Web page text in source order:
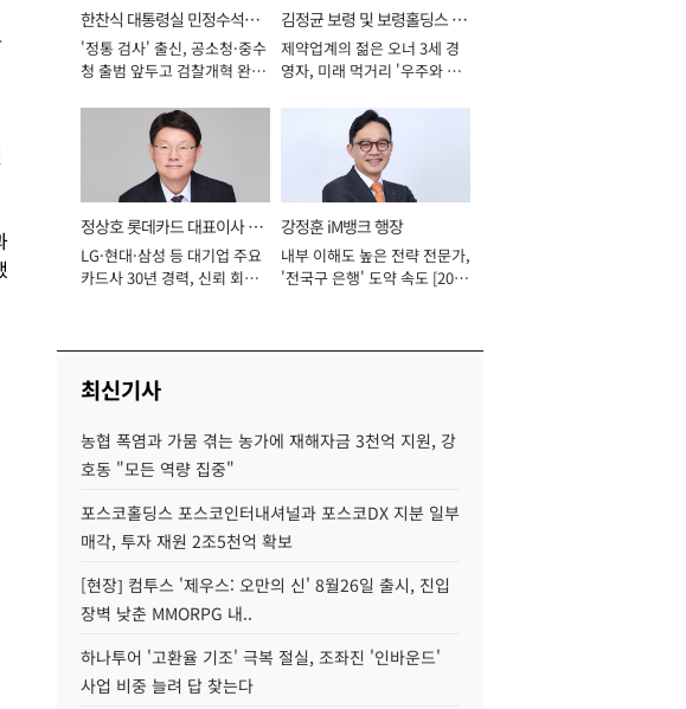
한찬식 대통령실 민정수석비
서관
'정통 검사' 출신, 공소청·중수
청 출범 앞두고 검찰개혁 완수
김정균 보령 및 보령홀딩스 대
표이사 사장
제약업계의 젊은 오너 3세 경
영자, 미래 먹거리 '우주와 헬
정상호 롯데카드 대표이사 사
장
LG·현대·삼성 등 대기업 주요
카드사 30년 경력, 신뢰 회복
강정훈 iM뱅크 행장
내부 이해도 높은 전략 전문가,
'전국구 은행' 도약 속도 [2026
최신기사
농협 폭염과 가뭄 겪는 농가에 재해자금 3천억 지원, 강
호동 "모든 역량 집중"
포스코홀딩스 포스코인터내셔널과 포스코DX 지분 일부
매각, 투자 재원 2조5천억 확보
[현장] 컴투스 '제우스: 오만의 신' 8월26일 출시, 진입
장벽 낮춘 MMORPG 내..
하나투어 '고환율 기조' 극복 절실, 조좌진 '인바운드'
사업 비중 늘려 답 찾는다